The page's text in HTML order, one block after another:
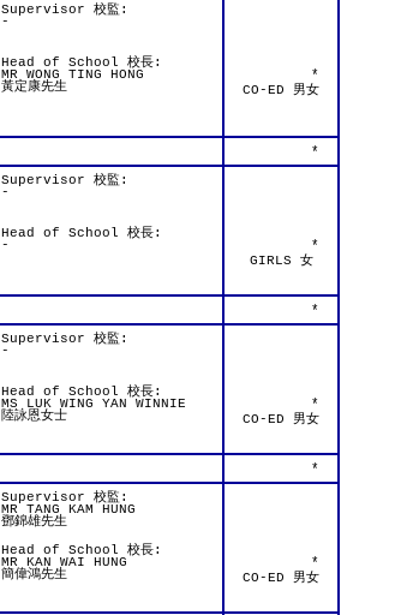
Supervisor 校監:
-
Head of School 校長:
MR WONG TING HONG
黃定康先生
*
CO-ED 男女
*
Supervisor 校監:
-
Head of School 校長:
-
*
GIRLS 女
*
Supervisor 校監:
-
Head of School 校長:
MS LUK WING YAN WINNIE
陸詠恩女士
*
CO-ED 男女
*
Supervisor 校監:
MR TANG KAM HUNG
鄧錦雄先生
Head of School 校長:
MR KAN WAI HUNG
簡偉鴻先生
*
CO-ED 男女